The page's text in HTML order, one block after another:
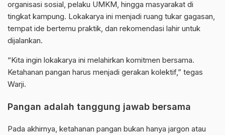
organisasi sosial, pelaku UMKM, hingga masyarakat di
tingkat kampung. Lokakarya ini menjadi ruang tukar gagasan,
tempat ide bertemu praktik, dan rekomendasi lahir untuk
dijalankan.
“Kita ingin lokakarya ini melahirkan komitmen bersama.
Ketahanan pangan harus menjadi gerakan kolektif,” tegas
Warji.
Pangan adalah tanggung jawab bersama
Pada akhirnya, ketahanan pangan bukan hanya jargon atau